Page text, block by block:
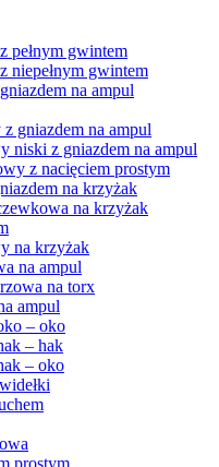
pełnym gwintem
niepełnym gwintem
na ampul
gniazdem na ampul
niski z gniazdem na ampul
z nacięciem prostym
na krzyżak
na krzyżak
na krzyżak
na ampul
na torx
ampul
– oko
– hak
– oko
prostym